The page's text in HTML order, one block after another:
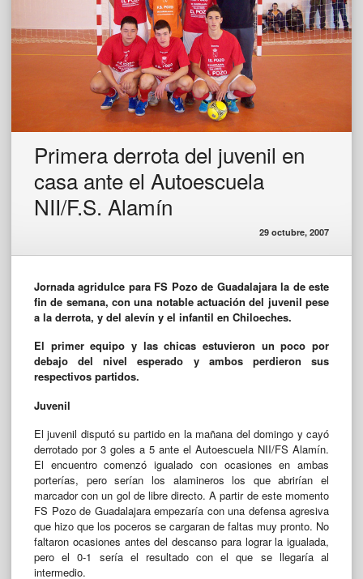
Primera derrota del juvenil en
casa ante el Autoescuela
NII/F.S. Alamín
29 octubre, 2007
Jornada agridulce para FS Pozo de Guadalajara la de este
fin de semana, con una notable actuación del juvenil pese
a la derrota, y del alevín y el infantil en Chiloeches.
El primer equipo y las chicas estuvieron un poco por
debajo del nivel esperado y ambos perdieron sus
respectivos partidos.
Juvenil
El juvenil disputó su partido en la mañana del domingo y cayó
derrotado por 3 goles a 5 ante el Autoescuela NII/FS Alamín.
El encuentro comenzó igualado con ocasiones en ambas
porterías, pero serían los alamineros los que abrirían el
marcador con un gol de libre directo. A partir de este momento
FS Pozo de Guadalajara empezaría con una defensa agresiva
que hizo que los poceros se cargaran de faltas muy pronto. No
faltaron ocasiones antes del descanso para lograr la igualada,
pero el 0-1 sería el resultado con el que se llegaría al
intermedio.